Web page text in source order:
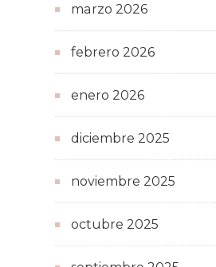
marzo 2026
febrero 2026
enero 2026
diciembre 2025
noviembre 2025
octubre 2025